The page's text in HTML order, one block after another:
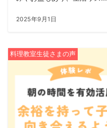
2025年9月1日
料理教室生徒さまの声